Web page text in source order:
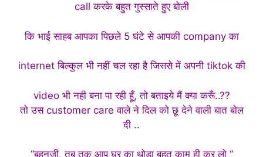
call करके बहुत गुस्साते हुए बोली
कि भाई साहब आपका पिछले 5 घंटे से आपकी company का
internet बिल्कुल भी नहीं चल रहा है जिससे में अपनी tiktok की
video भी नही बना पा रही हूँ, तो बताइये मैं क्या करूँ..??
तो उस customer care वाले ने दिल को छू देने वाली बात बोल
दी ..
“बहनजी, तब तक आप घर का थोडा बहुत काम ही कर लो “